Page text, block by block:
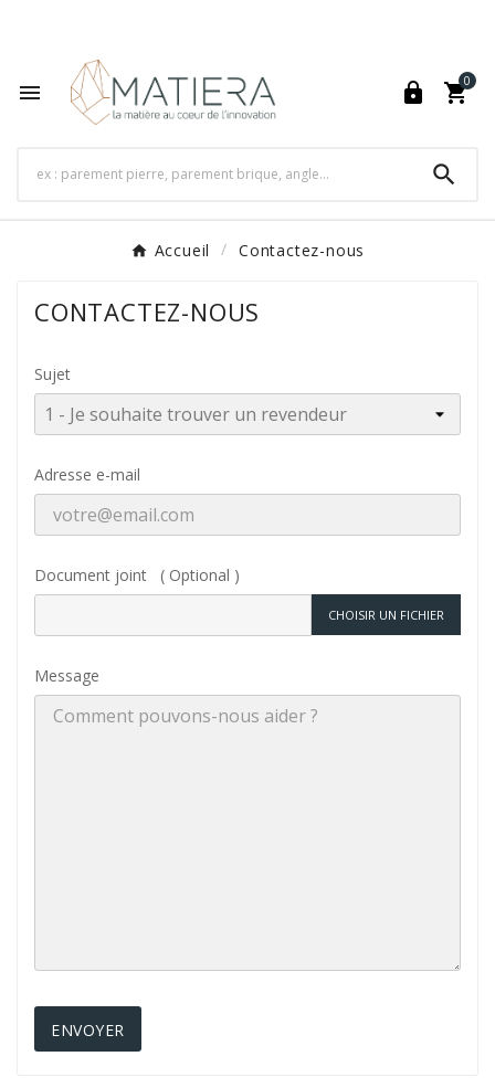
  
0

Accueil Contactez-nous
CONTACTEZ-NOUS
Sujet
Adresse e-mail
Document joint ( Optional )
CHOISIR UN FICHIER
Message
ENVOYER